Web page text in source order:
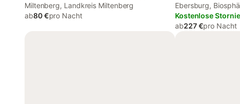
Miltenberg, Landkreis Miltenberg
ab80 €pro Nacht
Ebersburg,
Kostenlose
ab227 €pro Nacht